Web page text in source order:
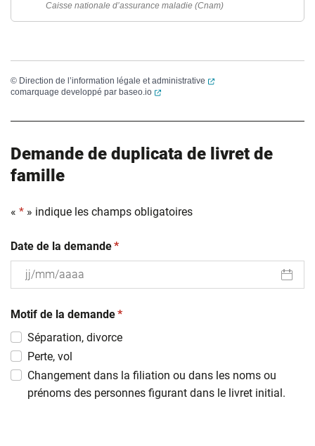
Caisse nationale d’assurance maladie (Cnam)
© Direction de l’information légale et administrative
(ouverture dans un
comarquage developpé par baseo.io (ouverture dans un nouvel onglet)
Demande de duplicata de livret de
famille
« * » indique les champs obligatoires
Date de la demande(obligatoire)
*
slash
MM
slash
AAAA
Motif de la demande(obligatoire)
*
Séparation, divorce
Perte, vol
Changement dans la filiation ou dans les noms ou
prénoms des personnes figurant dans le livret initial.